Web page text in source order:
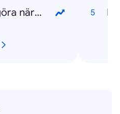
Vad kan man göra när man har tråkigt?